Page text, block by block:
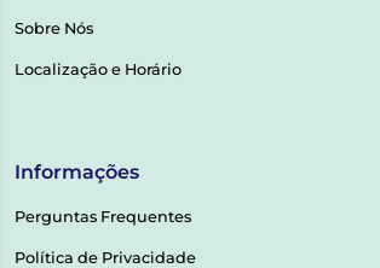
Sobre Nós
Localização e Horário
Informações
Perguntas Frequentes
Política de Privacidade